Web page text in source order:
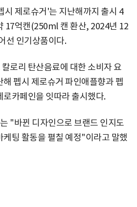
시 제로슈거'는 지난해까지 출시 4
17억캔(250ml 캔 환산, 2024년 12
선 인기상품이다.
로리 탄산음료에 대한 소비자 요
펩시 제로슈거 파인애플향과 펩
카페인을 잇따라 출시했다.
"바뀐 디자인으로 브랜드 인지도
케팅 활동을 펼칠 예정"이라고 말했